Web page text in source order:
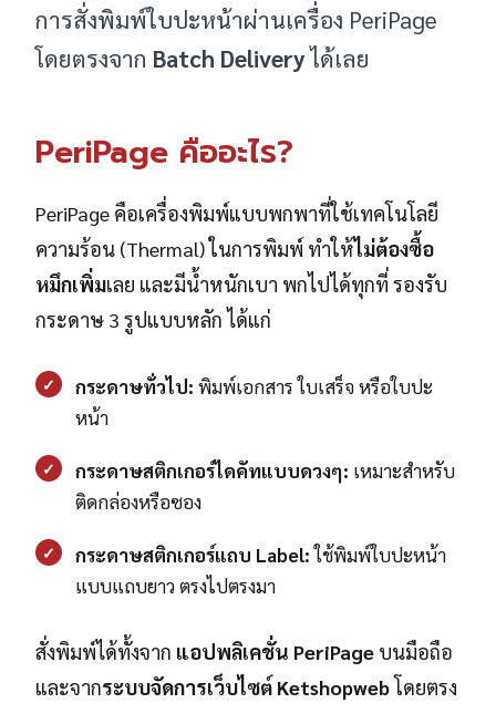
การสั่งพิมพ์ใบปะหน้าผ่านเครื่อง PeriPage
โดยตรงจาก Batch Deliveryได้เลย
PeriPage คืออะไร?
PeriPage คือเครื่องพิมพ์แบบพกพาที่ใช้เทคโนโลยี
ความร้อน (Thermal) ในการพิมพ์ ทำให้ไม่ต้องซื้อ
หมึกเพิ่มเลย และมีน้ำหนักเบา พกไปได้ทุกที่ รองรับ
กระดาษ 3 รูปแบบหลัก ได้แก่
✓ กระดาษทั่วไป: พิมพ์เอกสาร ใบเสร็จ หรือใบปะ
หน้า
✓ กระดาษสติกเกอร์ไดคัทแบบดวงๆ: เหมาะสำหรับ
ติดกล่องหรือซอง
✓ กระดาษสติกเกอร์แถบ Label:ใช้พิมพ์ใบปะหน้า
แบบแถบยาว ตรงไปตรงมา
สั่งพิมพ์ได้ทั้งจาก แอปพลิเคชั่น PeriPage บนมือถือ
และจากระบบจัดการเว็บไซต์ Ketshopwebโดยตรง